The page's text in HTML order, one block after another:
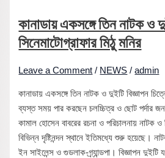
কানাডায় একসঙ্গে তিন নাটক ও
সিনেমাটোগ্রাফার মিঠু মনির
Leave a Comment / NEWS /admin
কানাডায় একসঙ্গে তিন নাটক ও দুইটি বিজ্ঞাপন
ব্যস্ত সময় পার করছেন চলচ্চিত্র ও ছোট পর্দার
কামাল হোসেন বাবরের রচনা ও পরিচালনায় নাটক ও
বিভিন্ন দৃষ্টিনন্দন স্থানে ইতিমধ্যে শুরু হয়েছে।
ইন সাইলেন্স ও গুডলাক-গ্র্যান্ডপা। বিজ্ঞাপন দুইটি